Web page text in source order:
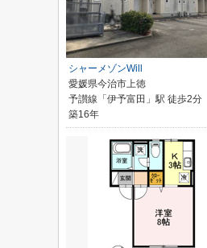
シャーメゾンWill
愛媛県今治市上徳
予讃線「伊予富田」駅 徒歩2分
築16年